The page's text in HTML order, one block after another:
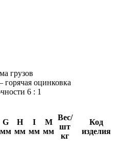
грузов
горячая оцинковка
6 : 1
G
мм
H
мм
I
мм
M
мм
Вес/
шт
кг
Код
изделия